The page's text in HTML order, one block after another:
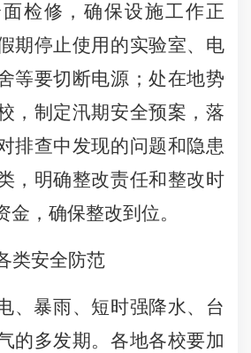
检修，确保设施工作正
期停止使用的实验室、电
等要切断电源；处在地势
，制定汛期安全预案，落
排查中发现的问题和隐患
，明确整改责任和整改时
金，确保整改到位。
类安全防范
、暴雨、短时强降水、台
的多发期。各地各校要加